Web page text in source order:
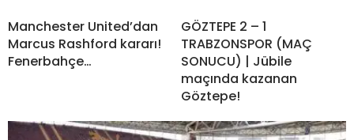
Manchester United’dan
Marcus Rashford kararı!
Fenerbahçe…
GÖZTEPE 2 – 1
TRABZONSPOR (MAÇ
SONUCU) | Jübile
maçında kazanan
Göztepe!